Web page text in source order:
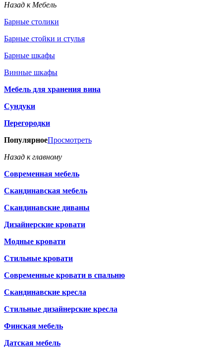
Назад к Мебель
Барные столики
Барные стойки и стулья
Барные шкафы
Винные шкафы
Мебель для хранения вина
Сундуки
Перегородки
ПопулярноеПросмотреть
Назад к главному
Современная мебель
Скандинавская мебель
Скандинавские диваны
Дизайнерские кровати
Модные кровати
Стильные кровати
Современные кровати в спальню
Скандинавские кресла
Стильные дизайнерские кресла
Финская мебель
Датская мебель